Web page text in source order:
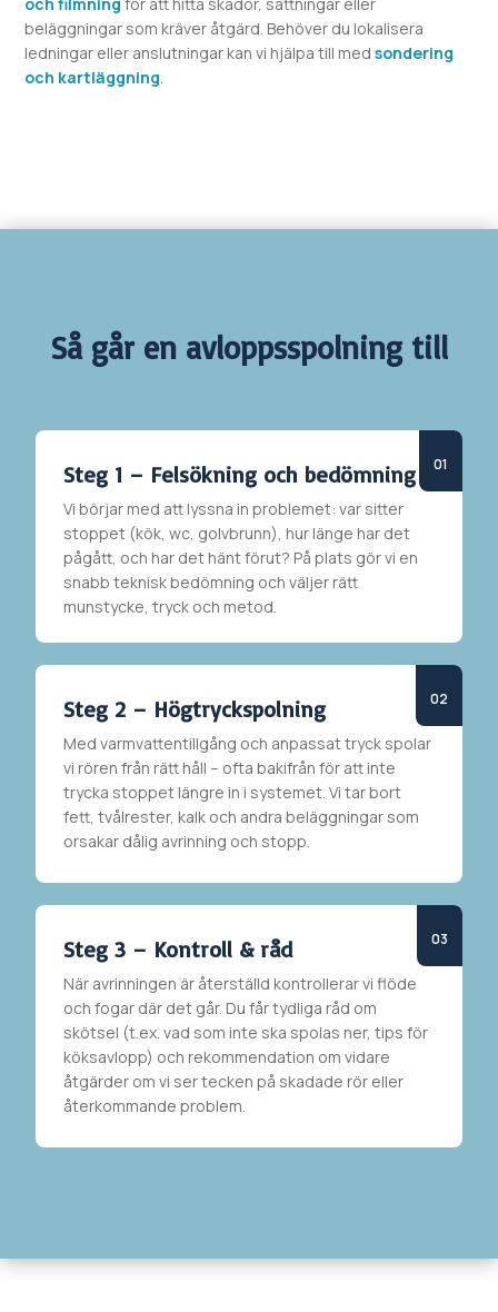
beläggningar som kräver åtgärd. Behöver du lokalisera
ledningar eller anslutningar kan vi hjälpa till med sondering
och kartläggning.
Så går en avloppsspolning till
Steg 1 – Felsökning och bedömning
Vi börjar med att lyssna in problemet: var sitter
stoppet (kök, wc, golvbrunn), hur länge har det
pågått, och har det hänt förut? På plats gör vi en
snabb teknisk bedömning och väljer rätt
munstycke, tryck och metod.
Steg 2 – Högtryckspolning
Med varmvattentillgång och anpassat tryck spolar
vi rören från rätt håll – ofta bakifrån för att inte
trycka stoppet längre in i systemet. Vi tar bort
fett, tvålrester, kalk och andra beläggningar som
orsakar dålig avrinning och stopp.
Steg 3 – Kontroll & råd
När avrinningen är återställd kontrollerar vi flöde
och fogar där det går. Du får tydliga råd om
skötsel (t.ex. vad som inte ska spolas ner, tips för
köksavlopp) och rekommendation om vidare
åtgärder om vi ser tecken på skadade rör eller
återkommande problem.